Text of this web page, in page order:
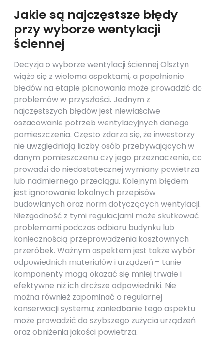
Jakie są najczęstsze błędy
przy wyborze wentylacji
ściennej
Decyzja o wyborze wentylacji ściennej Olsztyn
wiąże się z wieloma aspektami, a popełnienie
błędów na etapie planowania może prowadzić do
problemów w przyszłości. Jednym z
najczęstszych błędów jest niewłaściwe
oszacowanie potrzeb wentylacyjnych danego
pomieszczenia. Często zdarza się, że inwestorzy
nie uwzględniają liczby osób przebywających w
danym pomieszczeniu czy jego przeznaczenia, co
prowadzi do niedostatecznej wymiany powietrza
lub nadmiernego przeciągu. Kolejnym błędem
jest ignorowanie lokalnych przepisów
budowlanych oraz norm dotyczących wentylacji.
Niezgodność z tymi regulacjami może skutkować
problemami podczas odbioru budynku lub
koniecznością przeprowadzenia kosztownych
przeróbek. Ważnym aspektem jest także wybór
odpowiednich materiałów i urządzeń – tanie
komponenty mogą okazać się mniej trwałe i
efektywne niż ich droższe odpowiedniki. Nie
można również zapominać o regularnej
konserwacji systemu; zaniedbanie tego aspektu
może prowadzić do szybszego zużycia urządzeń
oraz obniżenia jakości powietrza.